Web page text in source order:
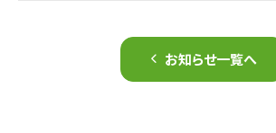
お知らせ一覧へ